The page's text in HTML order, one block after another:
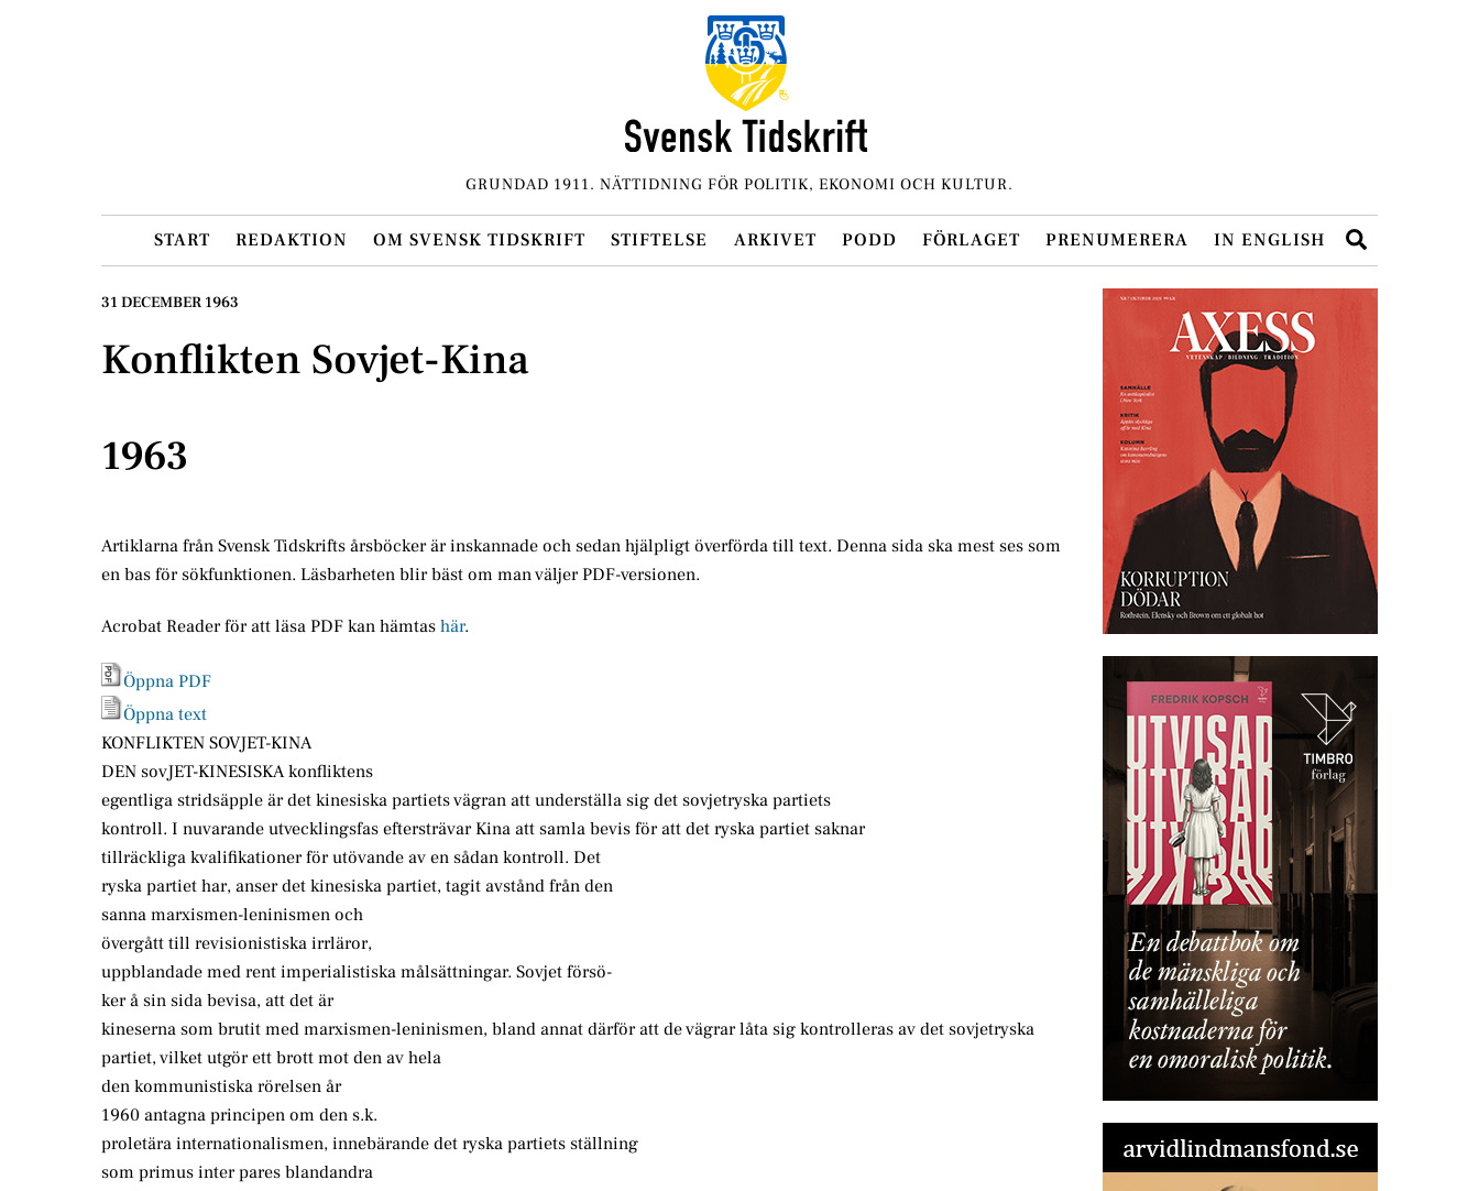
GRUNDAD 1911. NÄTTIDNING FÖR POLITIK, EKONOMI OCH KULTUR.
START REDAKTION OM SVENSK TIDSKRIFT STIFTELSE ARKIVET PODD FÖRLAGET PRENUMERERA IN ENGLISH
31 DECEMBER 1963
Konflikten Sovjet-Kina
1963
Artiklarna från Svensk Tidskrifts årsböcker är inskannade och sedan hjälpligt överförda till text. Denna sida ska mest ses som
en bas för sökfunktionen. Läsbarheten blir bäst om man väljer PDF-versionen.
Acrobat Reader för att läsa PDF kan hämtas här.
Öppna PDF
Öppna text
KONFLIKTEN SOVJET-KINA
DEN sovJET-KINESISKA konfliktens
egentliga stridsäpple är det kinesiska partiets vägran att underställa sig det sovjetryska partiets
kontroll. I nuvarande utvecklingsfas eftersträvar Kina att samla bevis för att det ryska partiet saknar
tillräckliga kvalifikationer för utövande av en sådan kontroll. Det
ryska partiet har, anser det kinesiska partiet, tagit avstånd från den
sanna marxismen-leninismen och
övergått till revisionistiska irrläror,
uppblandade med rent imperialistiska målsättningar. Sovjet försö-
ker å sin sida bevisa, att det är
kineserna som brutit med marxismen-leninismen, bland annat därför att de vägrar låta sig kontrolleras av det sovjetryska
partiet, vilket utgör ett brott mot den av hela
den kommunistiska rörelsen år
1960 antagna principen om den s.k.
proletära internationalismen, innebärande det ryska partiets ställning
som primus inter pares blandandra